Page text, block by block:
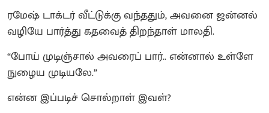
ரமேஷ் டாக்டர் வீட்டுக்கு வந்ததும், அவனை ஜன்னல்
வழியே பார்த்து கதவைத் திறந்தாள் மாலதி.
“போய் முடிஞ்சால் அவரைப் பார்.. என்னால் உள்ளே
நுழைய முடியலே.”
என்ன இப்படிச் சொல்றாள் இவள்?